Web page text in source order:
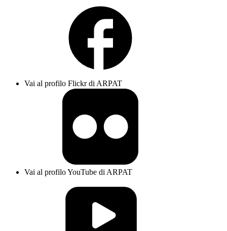
Vai al profilo Flickr di ARPAT
Vai al profilo YouTube di ARPAT